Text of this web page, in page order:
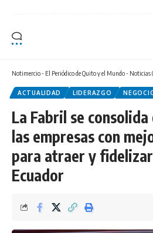
Notimercio - El Periódico de Quito y el Mundo - Noticias
ACTUALIDAD LIDERAZGO
La Fabril se consolida
las empresas con
para atraer y
Ecuador